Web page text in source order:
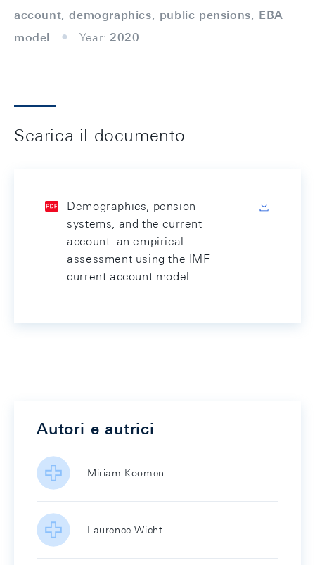
account, demographics, public pensions, EBA
model
Year: 2020
Scarica il documento
Demographics, pension
systems, and the current
account: an empirical
assessment using the IMF
current account model
Autori e autrici
Miriam Koomen
Laurence Wicht